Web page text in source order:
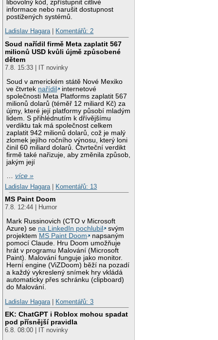
libovolný kód, zpřístupnit citlivé
informace nebo narušit dostupnost
postižených systémů.
Ladislav Hagara| Komentářů: 2
Soud nařídil firmě Meta zaplatit 567
milionů USD kvůli újmě způsobené
dětem
7.8. 15:33 | IT novinky
Soud v americkém státě Nové Mexiko
ve čtvrtek nařídil
internetové
společnosti Meta Platforms zaplatit 567
milionů dolarů (téměř 12 miliard Kč) za
újmy, které její platformy působí mladým
lidem. S přihlédnutím k dřívějšímu
verdiktu tak má společnost celkem
zaplatit 942 milionů dolarů, což je malý
zlomek jejího ročního výnosu, který loni
činil 60 miliard dolarů. Čtvrteční verdikt
firmě také nařizuje, aby změnila způsob,
jakým její
…více »
Ladislav Hagara
Komentářů: 13
MS Paint Doom
7.8. 12:44 | Humor
Mark Russinovich (CTO v Microsoft
Azure) se na LinkedIn pochlubil
svým
projektem MS Paint Doom
napsaným
pomocí Claude. Hru Doom umožňuje
hrát v programu Malování (Microsoft
Paint). Malování funguje jako monitor.
Herní engine (ViZDoom) běží na pozadí
a každý vykreslený snímek hry vkládá
automaticky přes schránku (clipboard)
do Malování.
Ladislav Hagara
Komentářů: 3
EK: ChatGPT i Roblox mohou spadat
pod přísnější pravidla
6.8. 08:00 | IT novinky